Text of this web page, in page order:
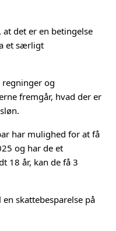
det er en betingelse
et særligt
og
fremgår, hvad der er
har mulighed for at få
og har de et
18 år, kan de få 3
skattebesparelse på